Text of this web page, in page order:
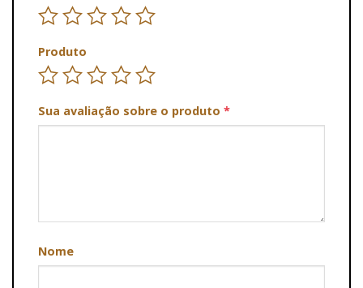
Produto
Sua avaliação sobre o produto *
Nome